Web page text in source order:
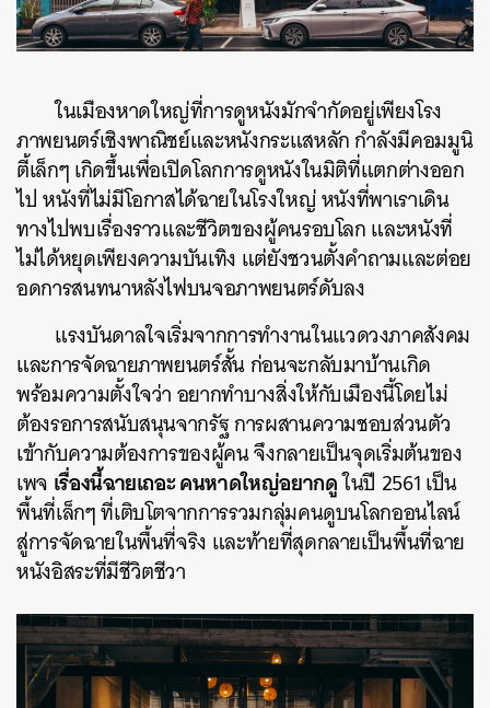
ในเมืองหาดใหญ่ที่การดูหนังมักจำกัดอยู่เพียงโรง
ภาพยนตร์เชิงพาณิชย์และหนังกระแสหลัก กำลังมีคอมมูนิ
ตี้เล็กๆ เกิดขึ้นเพื่อเปิดโลกการดูหนังในมิติที่แตกต่างออก
ไป หนังที่ไม่มีโอกาสได้ฉายในโรงใหญ่ หนังที่พาเราเดิน
ทางไปพบเรื่องราวและชีวิตของผู้คนรอบโลก และหนังที่
ไม่ได้หยุดเพียงความบันเทิง แต่ยังชวนตั้งคำถามและต่อย
อดการสนทนาหลังไฟบนจอภาพยนตร์ดับลง
แรงบันดาลใจเริ่มจากการทำงานในแวดวงภาคสังคม
และการจัดฉายภาพยนตร์สั้น ก่อนจะกลับมาบ้านเกิด
พร้อมความตั้งใจว่า อยากทำบางสิ่งให้กับเมืองนี้โดยไม่
ต้องรอการสนับสนุนจากรัฐ การผสานความชอบส่วนตัว
เข้ากับความต้องการของผู้คน จึงกลายเป็นจุดเริ่มต้นของ
เพจ เรื่องนี้ฉายเถอะ คนหาดใหญ่อยากดูในปี 2561 เป็น
พื้นที่เล็กๆ ที่เติบโตจากการรวมกลุ่มคนดูบนโลกออนไลน์
สู่การจัดฉายในพื้นที่จริง และท้ายที่สุดกลายเป็นพื้นที่ฉาย
หนังอิสระที่มีชีวิตชีวา